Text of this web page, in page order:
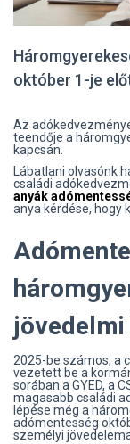
október 1-je
Az
teendője a
kapcsán.
Lábatlani olvasónk
családi
anyák
anya kérdése, hogy
2025-be számos, a
vezetett be a
sorában a GYED, a
magasabb családi
lépése még a
adómentesség
személyi